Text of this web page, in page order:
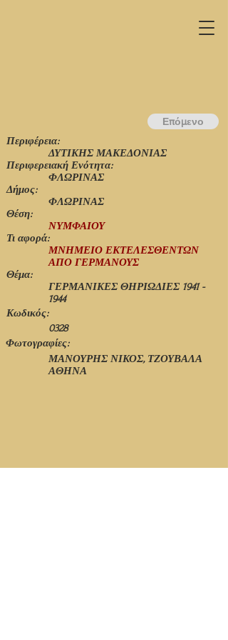
Περιφέρεια:
ΦΛΩΡΙΝΑΣ
ΔΥΤΙΚΗΣ ΜΑΚΕΔΟΝΙΑΣ
Περιφερειακή Ενότητα:
ΦΛΩΡΙΝΑΣ
Δήμος:
Θέση:
ΝΥΜΦΑΙΟΥ
Τι αφορά:
ΜΝΗΜΕΙΟ ΕΚΤΕΛΕΣΘΕΝΤΩΝ
ΑΠΟ ΓΕΡΜΑΝΟΥΣ
Θέμα:
ΓΕΡΜΑΝΙΚΕΣ ΘΗΡΙΩΔΙΕΣ 1941 -
1944
Φωτογραφίες:
ΜΑΝΟΥΡΗΣ ΝΙΚΟΣ, ΤΖΟΥΒΑΛΑ
ΑΘΗΝΑ
Κωδικός:
0328
Επόμενο